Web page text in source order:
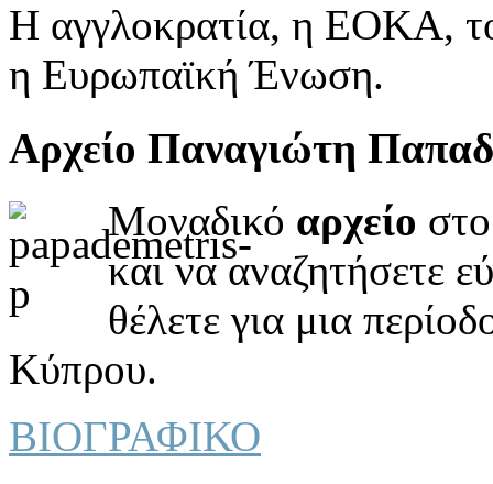
Η αγγλοκρατία, η ΕΟΚΑ,
η Ευρωπαϊκή Ένωση.
Αρχείο Παναγιώτη
Μοναδικό αρχείο
και να αναζητήσετε
θέλετε για μια
Κύπρου.
ΒΙΟΓΡΑΦΙΚΟ